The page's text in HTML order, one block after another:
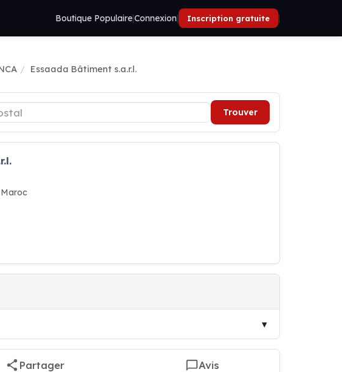
Boutique Populaire|Connexion| Inscription gratuite |
Essaada Bâtiment s.a.r.l.
Trouver
Partager Avis